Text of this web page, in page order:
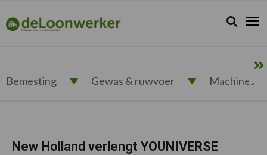
de
hoofdnavigatie
de
hoofd
de
eerste
de
voettekst
deloonwerker.nl Zoeken...
Zoek
Bemesting Gewas & ruwvoer Machines
New Holland verlengt YOUNIVERSE